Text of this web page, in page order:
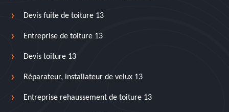
Devis fuite de toiture 13
Entreprise de toiture 13
Devis toiture 13
Réparateur, installateur de velux 13
Entreprise rehaussement de toiture 13